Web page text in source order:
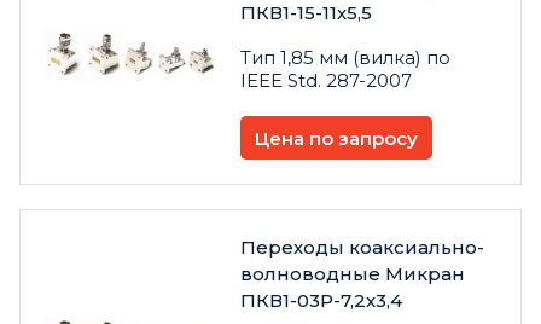
ПКВ1-15-11х5,5
Тип 1,85 мм (вилка) по
IEEE Std. 287-2007
Цена по запросу
Переходы коаксиально-
волноводные Микран
ПКВ1-03Р-7,2х3,4